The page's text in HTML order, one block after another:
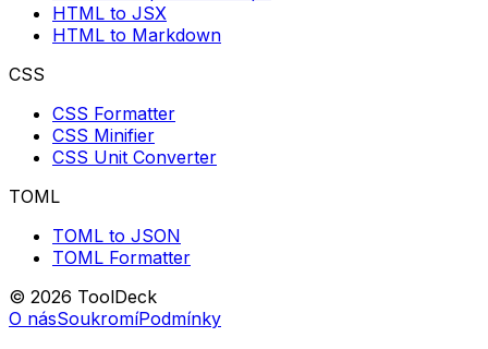
HTML to JSX
HTML to Markdown
CSS
CSS Formatter
CSS Minifier
CSS Unit Converter
TOML
TOML to JSON
TOML Formatter
© 2026 ToolDeck
O násSoukromíPodmínky